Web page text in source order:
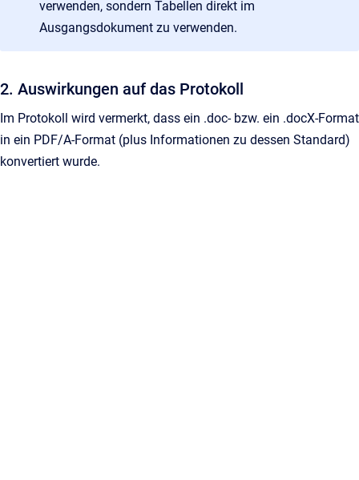
verwenden, sondern Tabellen direkt im
Ausgangsdokument zu verwenden.
2. Auswirkungen auf das Protokoll
Im Protokoll wird vermerkt, dass ein .doc- bzw. ein .docX-Format
in ein PDF/A-Format (plus Informationen zu dessen Standard)
konvertiert wurde.